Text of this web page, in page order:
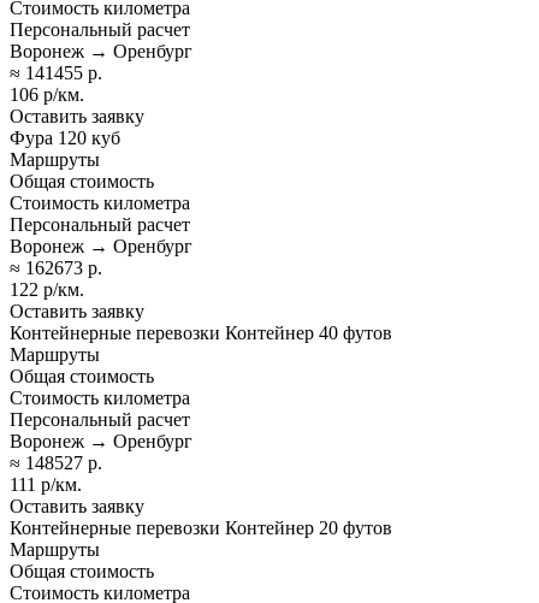
Стоимость километра
Персональный расчет
Воронеж → Оренбург
≈ 141455 р.
106 р/км.
Оставить заявку
Фура 120 куб
Маршруты
Общая стоимость
Стоимость километра
Персональный расчет
Воронеж → Оренбург
≈ 162673 р.
122 р/км.
Оставить заявку
Контейнерные перевозки Контейнер 40 футов
Маршруты
Общая стоимость
Стоимость километра
Персональный расчет
Воронеж → Оренбург
≈ 148527 р.
111 р/км.
Оставить заявку
Контейнерные перевозки Контейнер 20 футов
Маршруты
Общая стоимость
Стоимость километра